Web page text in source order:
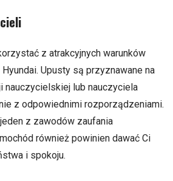
z atrakcyjnych warunków
Upusty są przyznawane na
nauczycielskiej lub nauczyciela
z odpowiednimi rozporządzeniami.
z zawodów zaufania
również powinien dawać Ci
i spokoju.